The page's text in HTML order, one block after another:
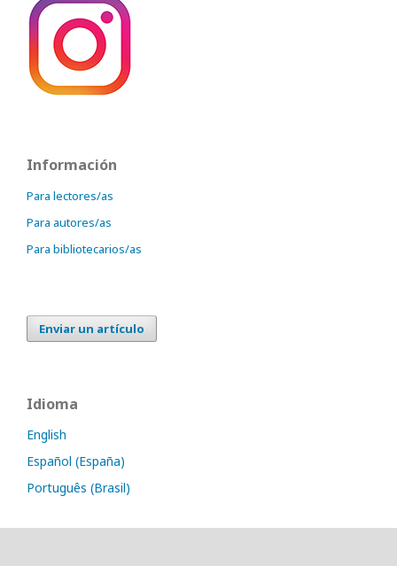
Información
Para lectores/as
Para autores/as
Para bibliotecarios/as
Enviar un artículo
Idioma
English
Español (España)
Português (Brasil)